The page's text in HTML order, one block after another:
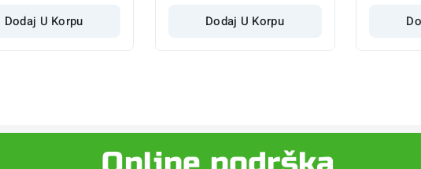
Dodaj U Korpu Dodaj U Korpu